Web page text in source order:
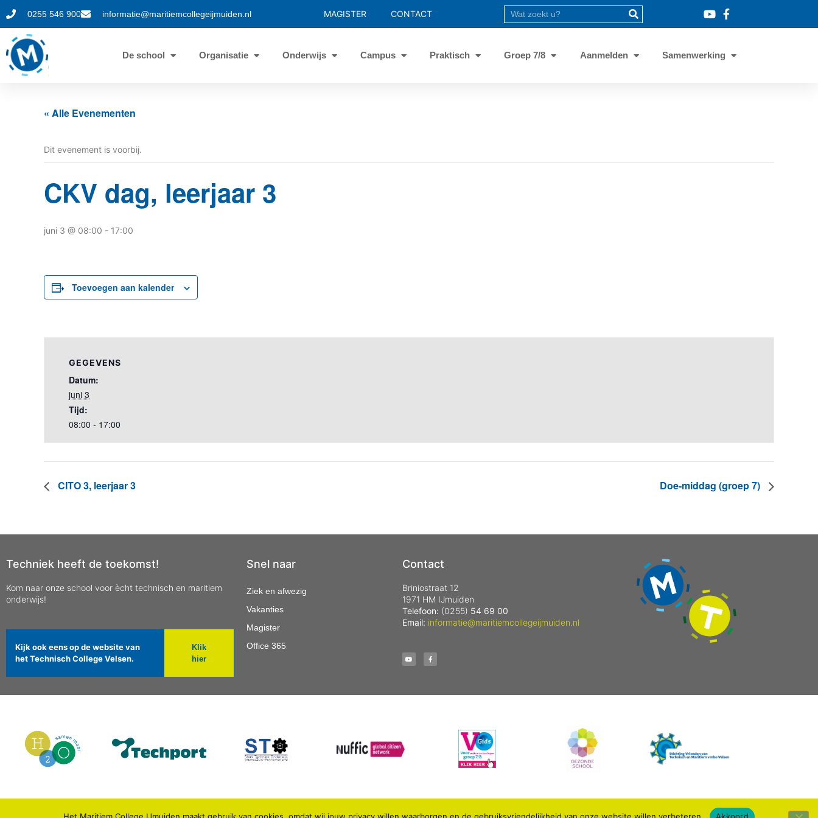
0255 546 900 informatie@maritiemcollegeijmuiden.nl MAGISTER CONTACT
De school Organisatie Onderwijs Campus Praktisch Groep 7/8 Aanmelden Samenwerking
« Alle Evenementen
Dit evenement is voorbij.
CKV dag, leerjaar 3
juni 3 @ 08:00 - 17:00
Toevoegen aan kalender
GEGEVENS
Datum:
juni 3
Tijd:
08:00 - 17:00
CITO 3, leerjaar 3 Doe-middag (groep 7)
Techniek heeft de toekomst!
Kom naar onze school voor ècht technisch en maritiem
onderwijs!
Kijk ook eens op de website van
het Technisch College Velsen.
Klik
hier
Snel naar
Ziek en afwezig
Vakanties
Magister
Office 365
Contact
Briniostraat 12
1971 HM IJmuiden
Telefoon: (0255) 54 69 00
Email: informatie@maritiemcollegeijmuiden.nl